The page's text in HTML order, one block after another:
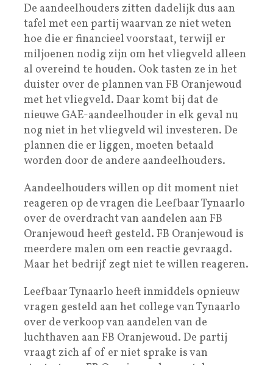
De aandeelhouders zitten dadelijk dus aan
tafel met een partij waarvan ze niet weten
hoe die er financieel voorstaat, terwijl er
miljoenen nodig zijn om het vliegveld alleen
al overeind te houden. Ook tasten ze in het
duister over de plannen van FB Oranjewoud
met het vliegveld. Daar komt bij dat de
nieuwe GAE-aandeelhouder in elk geval nu
nog niet in het vliegveld wil investeren. De
plannen die er liggen, moeten betaald
worden door de andere aandeelhouders.
Aandeelhouders willen op dit moment niet
reageren op de vragen die Leefbaar Tynaarlo
over de overdracht van aandelen aan FB
Oranjewoud heeft gesteld. FB Oranjewoud is
meerdere malen om een reactie gevraagd.
Maar het bedrijf zegt niet te willen reageren.
Leefbaar Tynaarlo heeft inmiddels opnieuw
vragen gesteld aan het college van Tynaarlo
over de verkoop van aandelen van de
luchthaven aan FB Oranjewoud. De partij
vraagt zich af of er niet sprake is van